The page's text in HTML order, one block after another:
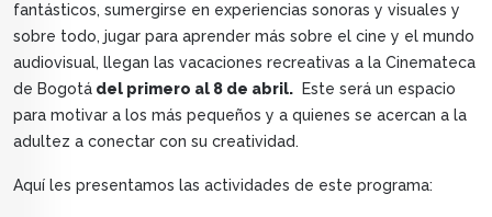
fantásticos, sumergirse en experiencias sonoras y visuales y
sobre todo, jugar para aprender más sobre el cine y el mundo
audiovisual, llegan las vacaciones recreativas a la Cinemateca
de Bogotá del primero al 8 de abril. Este será un espacio
para motivar a los más pequeños y a quienes se acercan a la
adultez a conectar con su creatividad.
Aquí les presentamos las actividades de este programa: